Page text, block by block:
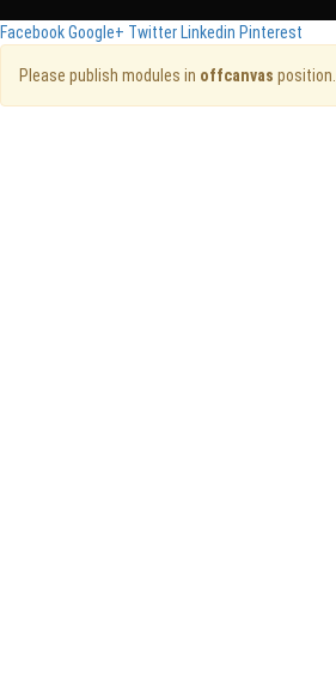
FacebookGoogle+ Twitter Linkedin Pinterest
Please publish modules in offcanvas position.